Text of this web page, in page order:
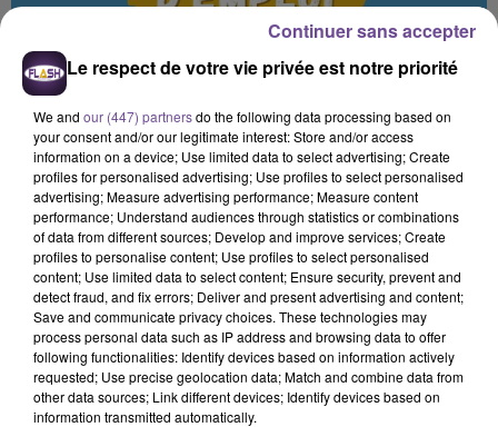
Un magasin de la Souterraine
recherche un employé libre-service
(H/F).
Un magasin de la Souterraine recherche un employé libre-
service (H/F). Vos missions principales seront : assurer la
mise en rayons des produits tels que fruits, légumes et
Le respect de votre vie privée est notre priorité
We and our (447) partnersdo the following data processing based on
your consent and/or our legitimate interest: Store and/or access
information on a device; Use limited data to select advertising; Create
profiles for personalised advertising; Use profiles to select personalised
advertising; Measure advertising performance; Measure content
performance; Understand audiences through statistics or combinations
of data from different sources; Develop and improve services; Create
profiles to personalise content; Use profiles to select personalised
content; Use limited data to select content; Ensure security, prevent and
detect fraud, and fix errors; Deliver and present advertising and content;
Save and communicate privacy choices. These technologies may
process personal data such as IP address and browsing data to offer
following functionalities: Identify devices based on information actively
requested; Use precise geolocation data; Match and combine data from
other data sources; Link different devices; Identify devices based on
information transmitted automatically.
Continuer sans accepter